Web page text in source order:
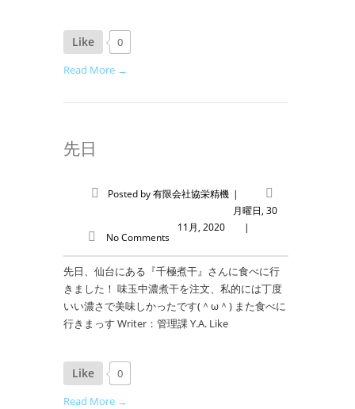
Like
0
Read More →
先日
Posted by有限会社協栄精機 |
月曜日, 30
11月, 2020
|
No Comments
先日、仙台にある『千極煮干』さんに食べに行
きました！ 味玉中濃煮干を注文、私的には丁度
いい濃さで美味しかったです(＾ω＾) また食べに
行きまっす Writer：管理課 Y.A. Like
Like
0
Read More →